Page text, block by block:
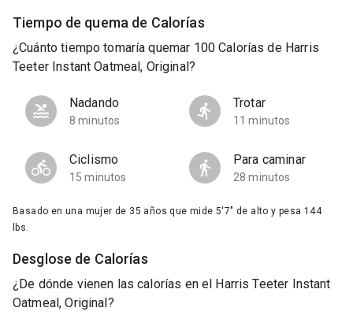
Tiempo de quema de Calorías
¿Cuánto tiempo tomaría quemar 100 Calorías de Harris
Teeter Instant Oatmeal, Original?
Nadando
8 minutos
Trotar
11 minutos
Ciclismo
15 minutos
Para caminar
28 minutos
Basado en una mujer de 35 años que mide 5'7" de alto y pesa 144
lbs.
Desglose de Calorías
¿De dónde vienen las calorías en el Harris Teeter Instant
Oatmeal, Original?